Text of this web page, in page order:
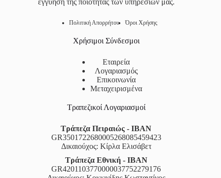
εγγύηση της ποιότητας των υπηρεσιών μας.
Πολιτική Απορρήτου Όροι Χρήσης
Χρήσιμοι Σύνδεσμοι
Εταιρεία
Λογαριασμός
Επικοινωνία
Μεταχειρισμένα
Τραπεζικοί Λογαριασμοί
Τράπεζα Πειραιώς - IBAN
GR3501722680005268085459423
Δικαιούχος: Κίρλα Ελισάβετ
Τράπεζα Εθνική - IBAN
GR4201103770000037752279176